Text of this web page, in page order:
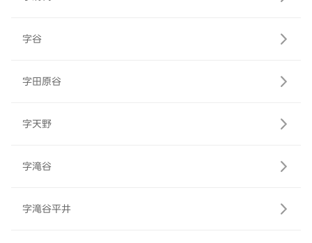
字谷
字田原谷
字天野
字滝谷
字滝谷平井